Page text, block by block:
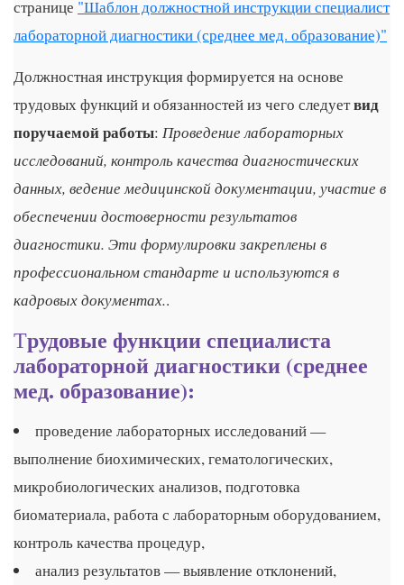
странице "Шаблон должностной инструкции специалист
лабораторной диагностики (среднее мед. образование)"
Должностная инструкция формируется на основе
трудовых функций и обязанностей из чего следуетвид
поручаемой работы: Проведение лабораторных
исследований, контроль качества диагностических
данных, ведение медицинской документации, участие в
обеспечении достоверности результатов
диагностики. Эти формулировки закреплены в
профессиональном стандарте и используются в
кадровых документах..
Трудовые функции специалиста
лабораторной диагностики (среднее
мед. образование):
проведение лабораторных исследований —
выполнение биохимических, гематологических,
микробиологических анализов, подготовка
биоматериала, работа с лабораторным оборудованием,
контроль качества процедур,
анализ результатов — выявление отклонений,